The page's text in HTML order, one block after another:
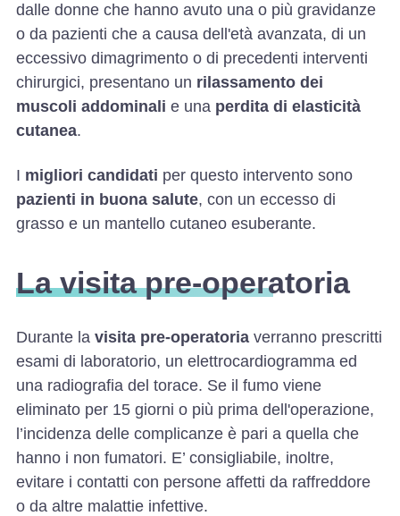
dalle donne che hanno avuto una o più gravidanze
o da pazienti che a causa dell'età avanzata, di un
eccessivo dimagrimento o di precedenti interventi
chirurgici, presentano un rilassamento dei
muscoli addominali e una perdita di elasticità
cutanea.
I migliori candidati per questo intervento sono
pazienti in buona salute, con un eccesso di
grasso e un mantello cutaneo esuberante.
La visita pre-operatoria
Durante la visita pre-operatoria verranno prescritti
esami di laboratorio, un elettrocardiogramma ed
una radiografia del torace. Se il fumo viene
eliminato per 15 giorni o più prima dell'operazione,
l’incidenza delle complicanze è pari a quella che
hanno i non fumatori. E’ consigliabile, inoltre,
evitare i contatti con persone affetti da raffreddore
o da altre malattie infettive.